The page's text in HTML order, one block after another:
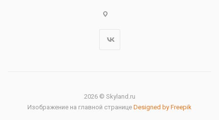
2026 © Skyland.ru
Изображение на главной странице Designed by Freepik